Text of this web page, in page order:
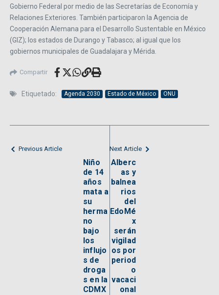
Gobierno Federal por medio de las Secretarías de Economía y
Relaciones Exteriores. También participaron la Agencia de
Cooperación Alemana para el Desarrollo Sustentable en México
(GIZ); los estados de Durango y Tabasco; al igual que los
gobiernos municipales de Guadalajara y Mérida.
Compartir
Etiquetado: Agenda 2030 Estado de México ONU
Previous Article
Niño
de 14
años
mata a
su
herma
no
bajo
los
influjo
s de
droga
s en la
CDMX
Next Article
Alberc
as y
balnea
rios
del
EdoMé
x
serán
vigilad
os por
period
o
vacaci
onal